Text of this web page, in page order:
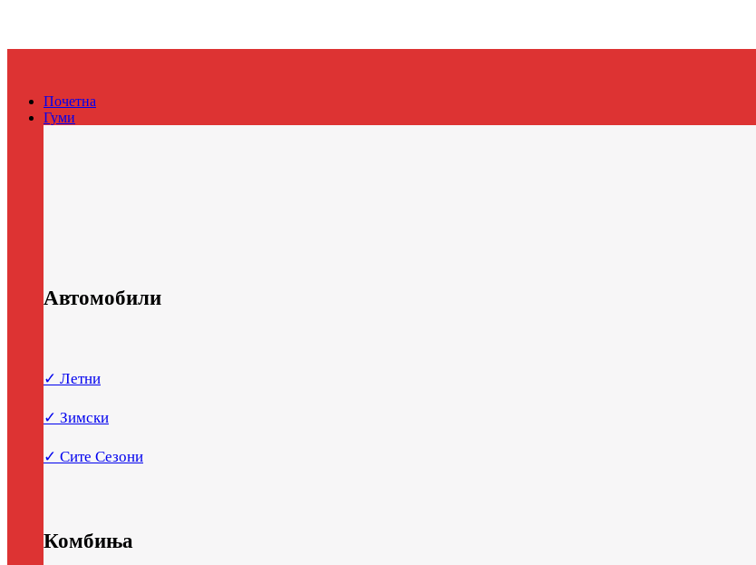
Почетна
Гуми
Автомобили
✓ Летни
✓ Зимски
✓ Сите Сезони
Комбиња